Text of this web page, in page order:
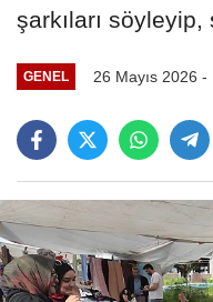
şarkıları söyleyip,
GENEL 26 Mayıs 2026 -